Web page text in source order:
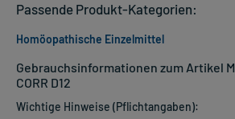
Gebrauchsinformationen zum Artikel
CORR D12
Wichtige Hinweise (Pflichtangaben):
Passende Produkt-Kategorien:
Homöopathische Einzelmittel